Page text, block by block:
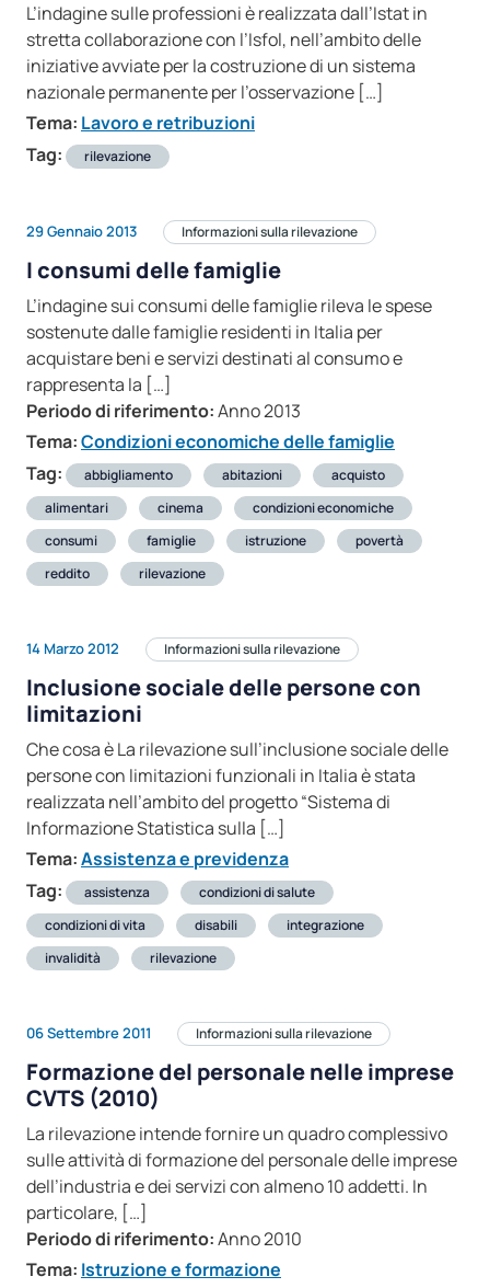
L’indagine sulle professioni è realizzata dall’Istat in
stretta collaborazione con l’Isfol, nell’ambito delle
iniziative avviate per la costruzione di un sistema
nazionale permanente per l’osservazione […]
Tema: Lavoro e retribuzioni
Tag:
rilevazione
29 Gennaio 2013 Informazioni sulla rilevazione
I consumi delle famiglie
L’indagine sui consumi delle famiglie rileva le spese
sostenute dalle famiglie residenti in Italia per
acquistare beni e servizi destinati al consumo e
rappresenta la […]
Periodo di riferimento:Anno 2013
Tema:Condizioni economiche delle famiglie
Tag:
abbigliamento abitazioni
acquisto
alimentari
cinema
condizioni economiche
consumi
famiglie istruzione
povertà
reddito
rilevazione
14 Marzo 2012 Informazioni sulla rilevazione
Inclusione sociale delle persone con
limitazioni
Che cosa è La rilevazione sull’inclusione sociale delle
persone con limitazioni funzionali in Italia è stata
realizzata nell’ambito del progetto “Sistema di
Informazione Statistica sulla […]
Tema:Assistenza e previdenza
Tag:
assistenza
condizioni di salute
condizioni di vita
disabili
integrazione
invalidità
rilevazione
06 Settembre 2011 Informazioni sulla rilevazione
Formazione del personale nelle imprese
CVTS (2010)
La rilevazione intende fornire un quadro complessivo
sulle attività di formazione del personale delle imprese
dell’industria e dei servizi con almeno 10 addetti. In
particolare, […]
Periodo di riferimento:Anno 2010
Tema: Istruzione e formazione